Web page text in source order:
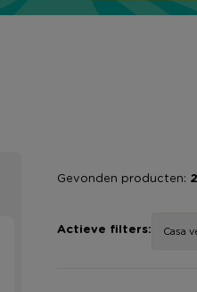
Gevonden producten:
Actieve filters: Casa